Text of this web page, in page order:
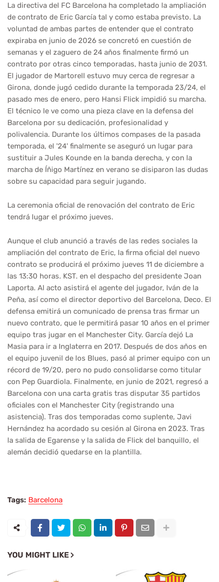
La directiva del FC Barcelona ha completado la ampliación
de contrato de Eric García tal y como estaba previsto. La
voluntad de ambas partes de entender que el contrato
expiraba en junio de 2026 se concretó en cuestión de
semanas y el zaguero de 24 años finalmente firmó un
contrato por otras cinco temporadas, hasta junio de 2031.
El jugador de Martorell estuvo muy cerca de regresar a
Girona, donde jugó cedido durante la temporada 23/24, el
pasado mes de enero, pero Hansi Flick impidió su marcha.
El técnico le ve como una pieza clave en la defensa del
Barcelona por su dedicación, profesionalidad y
polivalencia. Durante los últimos compases de la pasada
temporada, el '24' finalmente se aseguró un lugar para
sustituir a Jules Kounde en la banda derecha, y con la
marcha de Íñigo Martínez en verano se disiparon las dudas
sobre su capacidad para seguir jugando.
La ceremonia oficial de renovación del contrato de Eric
tendrá lugar el próximo jueves.
Aunque el club anunció a través de las redes sociales la
ampliación del contrato de Eric, la firma oficial del nuevo
contrato se producirá el próximo jueves 11 de diciembre a
las 13:30 horas. KST. en el despacho del presidente Joan
Laporta. Al acto asistirá el agente del jugador, Iván de la
Peña, así como el director deportivo del Barcelona, ​​Deco. El
defensa emitirá un comunicado de prensa tras firmar un
nuevo contrato, que le permitirá pasar 10 años en el primer
equipo tras jugar en el Manchester City. García dejó La
Masia para ir a Inglaterra en 2017. Después de dos años en
el equipo juvenil de los Blues, pasó al primer equipo con un
récord de 19/20, pero no pudo consolidarse como titular
con Pep Guardiola. Finalmente, en junio de 2021, regresó a
Barcelona con una carta gratis tras disputar 35 partidos
oficiales con el Manchester City (registrando una
asistencia). Tras dos temporadas como suplente, Javi
Hernández ha acordado su cesión al Girona en 2023. Tras
la salida de Egarense y la salida de Flick del banquillo, el
alemán decidió quedarse en la plantilla.
Tags: Barcelona
YOU MIGHT LIKE